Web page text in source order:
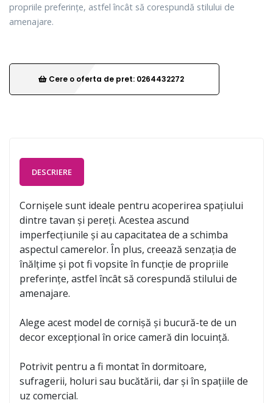
propriile preferințe, astfel încât să corespundă stilului de
amenajare.
Cere o oferta de pret: 0264432272
DESCRIERE
Cornișele sunt ideale pentru acoperirea spațiului
dintre tavan și pereți. Acestea ascund
imperfecțiunile și au capacitatea de a schimba
aspectul camerelor. În plus, creează senzația de
înălțime și pot fi vopsite în funcție de propriile
preferințe, astfel încât să corespundă stilului de
amenajare.
Alege acest model de cornișă și bucură-te de un
decor excepțional în orice cameră din locuință.
Potrivit pentru a fi montat în dormitoare,
sufragerii, holuri sau bucătării, dar și în spațiile de
uz comercial.